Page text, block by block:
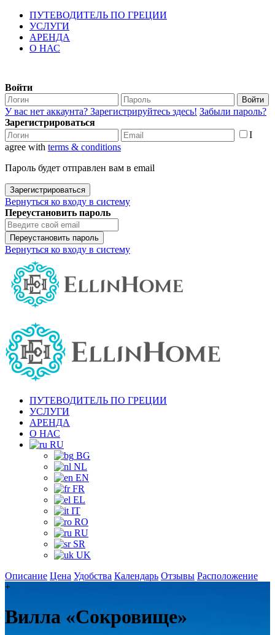
ПУТЕВОДИТЕЛЬ ПО ГРЕЦИИ
УСЛУГИ
АРЕНДА
О НАС
Войти
Войти
У вас нет аккаунта? Зарегистрируйтесь здесь! Забыли пароль?
Зарегистрироваться
I
agree with terms & conditions
Пароль будет отправлен вам в email
Зарегистрироваться
Вернуться ко входу в систему
Переустановить пароль
Переустановить пароль
Вернуться ко входу в систему
ПУТЕВОДИТЕЛЬ ПО ГРЕЦИИ
УСЛУГИ
АРЕНДА
О НАС
RU
BG
NL
EN
FR
EL
IT
RO
RU
SR
UK
Описание Цена Удобства Календарь Отзывы Расположение
+
Вилла «Сокровище»